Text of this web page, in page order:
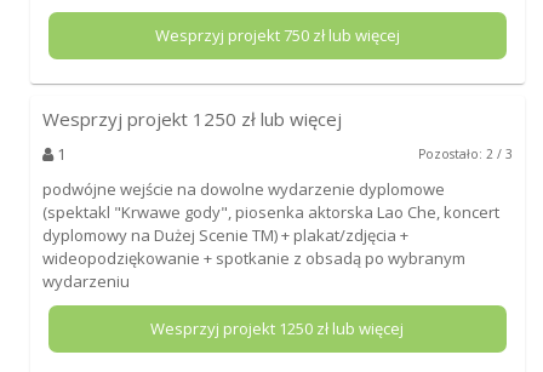
Wesprzyj projekt750zł lub więcej
Wesprzyj projekt 1250 zł lub więcej
1 Pozostało: 2 / 3
podwójne wejście na dowolne wydarzenie dyplomowe
(spektakl "Krwawe gody", piosenka aktorska Lao Che, koncert
dyplomowy na Dużej Scenie TM) + plakat/zdjęcia +
wideopodziękowanie + spotkanie z obsadą po wybranym
wydarzeniu
Wesprzyj projekt 1250 zł lub więcej